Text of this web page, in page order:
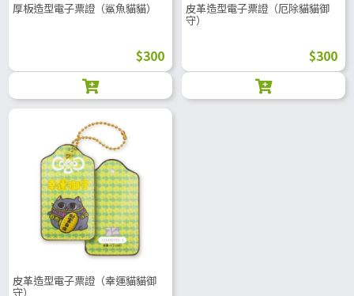
厚板造型電子票證（鯊魚貓貓）
$300
皮革造型電子票證（厄除貓貓御
守）
$300
皮革造型電子票證（幸運貓貓御
守）